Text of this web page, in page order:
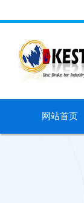
网站首页